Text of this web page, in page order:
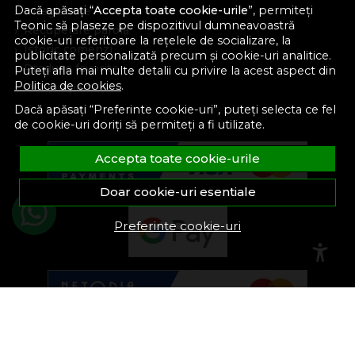
Dacă apăsați “Accepta toate cookie-urile”, permiteți
Teonic să plaseze pe dispozitivul dumneavoastră
cookie-uri referitoare la rețelele de socializare, la
publicitate personalizată precum și cookie-uri analitice.
Puteți afla mai multe detalii cu privire la acest aspect din
Politica de cookies.
Dacă apăsați “Preferinte cookie-uri”, puteți selecta ce fel
de cookie-uri doriți să permiteți a fi utilizate.
Accepta toate cookie-urile
Doar cookie-uri esentiale
Preferinte cookie-uri
Inregistrare
Recuperare parola
Istoric comenzi
Produse favorite
Devino partener